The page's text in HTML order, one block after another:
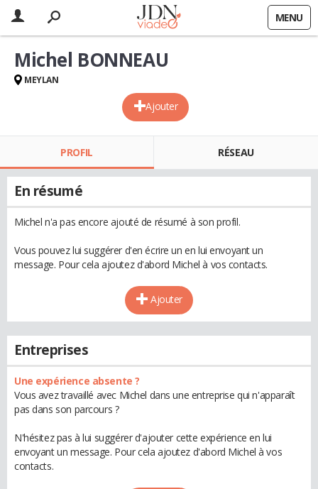
MENU
Ajouter
Michel BONNEAU
MEYLAN
PROFIL RÉSEAU
En résumé
Michel n'a pas encore ajouté de résumé à son profil.
Vous pouvez lui suggérer d'en écrire un en lui envoyant un
message. Pour cela ajoutez d'abord Michel à vos contacts.
Ajouter
Entreprises
Une expérience absente ?
Vous avez travaillé avec Michel dans une entreprise qui n'apparaît
pas dans son parcours ?
N'hésitez pas à lui suggérer d'ajouter cette expérience en lui
envoyant un message. Pour cela ajoutez d'abord Michel à vos
contacts.